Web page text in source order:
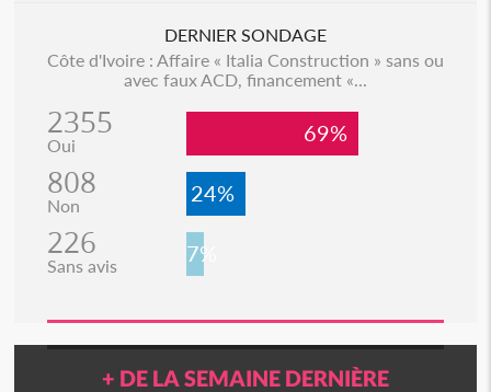
DERNIER SONDAGE
Côte d'Ivoire : Affaire « Italia Construction » sans ou
avec faux ACD, financement «...
2355
Oui 69%
808
Non 24%
226
Sans avis 7%
+ DE LA SEMAINE DERNIÈRE